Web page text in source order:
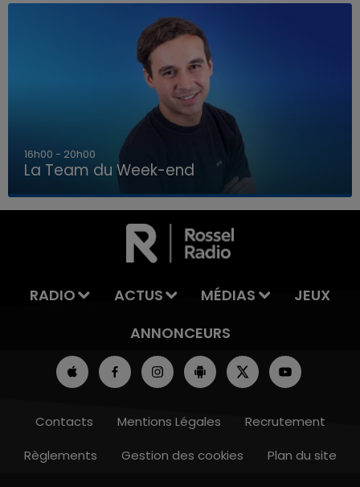
LA TEAM DU WEEK-END
7h00 - 12h00
La Team du Week-end
RADIO ACTUS MÉDIAS
JEUX
ANNONCEURS
Contacts Mentions Légales
Recrutement
Règlements
Gestion des cookies Plan du site